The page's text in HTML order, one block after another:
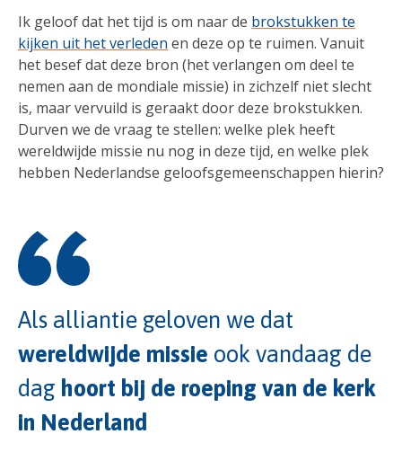
Ik geloof dat het tijd is om naar de brokstukken te
kijken uit het verleden en deze op te ruimen. Vanuit
het besef dat deze bron (het verlangen om deel te
nemen aan de mondiale missie) in zichzelf niet slecht
is, maar vervuild is geraakt door deze brokstukken.
Durven we de vraag te stellen: welke plek heeft
wereldwijde missie nu nog in deze tijd, en welke plek
hebben Nederlandse geloofsgemeenschappen hierin?
Als alliantie geloven we dat
wereldwijde missie ook vandaag de
dag hoort bij de roeping van de kerk
in Nederland